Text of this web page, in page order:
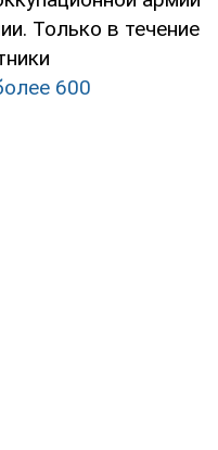
Только в течение
600